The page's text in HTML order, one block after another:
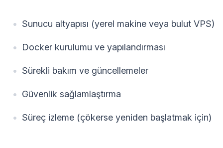
Sunucu altyapısı (yerel makine veya bulut VPS)
Docker kurulumu ve yapılandırması
Sürekli bakım ve güncellemeler
Güvenlik sağlamlaştırma
Süreç izleme (çökerse yeniden başlatmak için)